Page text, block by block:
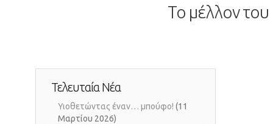
Το μέλλον του
Τελευταία Νέα
Υιοθετώντας έναν… μπούφο! (11
Μαρτίου 2026)